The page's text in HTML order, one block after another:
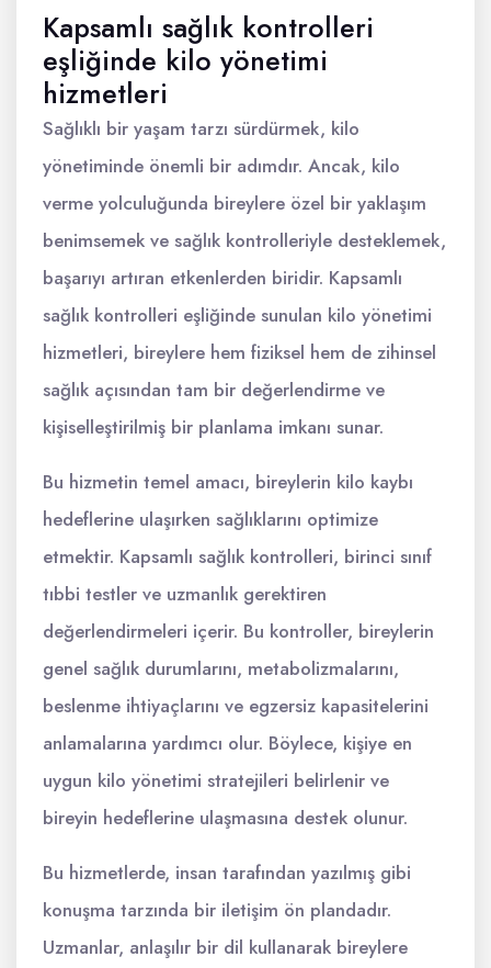
Kapsamlı sağlık kontrolleri
eşliğinde kilo yönetimi
hizmetleri
Sağlıklı bir yaşam tarzı sürdürmek, kilo
yönetiminde önemli bir adımdır. Ancak, kilo
verme yolculuğunda bireylere özel bir yaklaşım
benimsemek ve sağlık kontrolleriyle desteklemek,
başarıyı artıran etkenlerden biridir. Kapsamlı
sağlık kontrolleri eşliğinde sunulan kilo yönetimi
hizmetleri, bireylere hem fiziksel hem de zihinsel
sağlık açısından tam bir değerlendirme ve
kişiselleştirilmiş bir planlama imkanı sunar.
Bu hizmetin temel amacı, bireylerin kilo kaybı
hedeflerine ulaşırken sağlıklarını optimize
etmektir. Kapsamlı sağlık kontrolleri, birinci sınıf
tıbbi testler ve uzmanlık gerektiren
değerlendirmeleri içerir. Bu kontroller, bireylerin
genel sağlık durumlarını, metabolizmalarını,
beslenme ihtiyaçlarını ve egzersiz kapasitelerini
anlamalarına yardımcı olur. Böylece, kişiye en
uygun kilo yönetimi stratejileri belirlenir ve
bireyin hedeflerine ulaşmasına destek olunur.
Bu hizmetlerde, insan tarafından yazılmış gibi
konuşma tarzında bir iletişim ön plandadır.
Uzmanlar, anlaşılır bir dil kullanarak bireylere